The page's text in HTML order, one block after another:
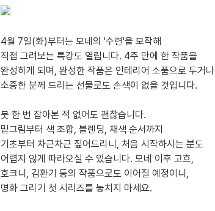
4월 7일(화)부터는 모네의 '수련'을 모작해
직접 그려보는 특강도 열립니다. 4주 만에 한 작품을
완성하게 되며, 완성한 작품은 인테리어 소품으로 두거나
소중한 분께 드리는 선물로도 손색이 없을 것입니다.
붓 한 번 잡아본 적 없어도 괜찮습니다.
밑그림부터 색 조합, 블렌딩, 채색 순서까지
기초부터 차근차근 짚어드리니, 처음 시작하시는 분도
어렵지 않게 따라오실 수 있습니다. 모네 이후 고흐,
호크니, 김환기 등의 작품으로도 이어질 예정이니,
명화 그리기 첫 시리즈를 놓치지 마세요.